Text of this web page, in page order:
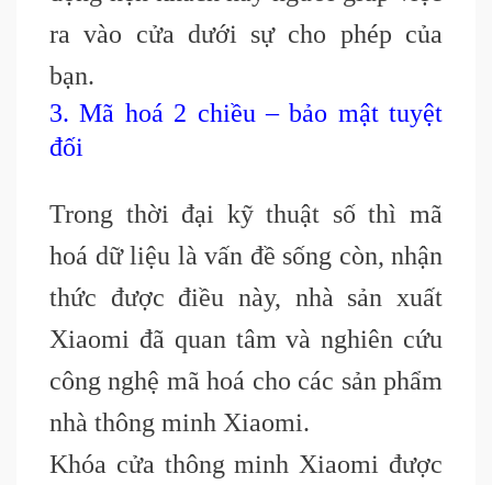
ra vào cửa dưới sự cho phép của
bạn.
3. Mã hoá 2 chiều – bảo mật tuyệt
đối
Trong thời đại kỹ thuật số thì mã
hoá dữ liệu là vấn đề sống còn, nhận
thức được điều này, nhà sản xuất
Xiaomi đã quan tâm và nghiên cứu
công nghệ mã hoá cho các sản phẩm
nhà thông minh Xiaomi.
Khóa cửa thông minh Xiaomi được